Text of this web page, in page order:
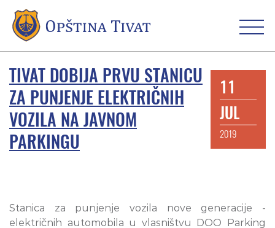
TIVAT DOBIJA PRVU STANICU
ZA PUNJENJE ELEKTRIČNIH
VOZILA NA JAVNOM
PARKINGU
11
JUL
2019
Stanica za punjenje vozila nove generacije -
električnih automobila u vlasništvu DOO Parking